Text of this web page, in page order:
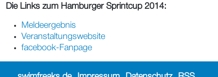
Die Links zum Hamburger Sprintcup 2014:
Meldeergebnis
Veranstaltungswebsite
facebook-Fanpage